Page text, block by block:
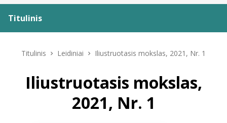
Titulinis
Leidiniai
Titulinis Leidiniai Iliustruotasis mokslas, 2021, Nr. 1
Iliustruotasis mokslas,
2021, Nr. 1